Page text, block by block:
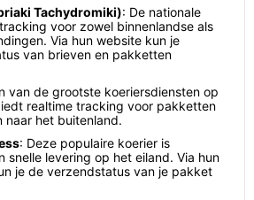
Tachydromiki): De nationale
voor zowel binnenlandse als
Via hun website kun je
van brieven en pakketten
van de grootste koeriersdiensten op
realtime tracking voor pakketten
naar het buitenland.
: Deze populaire koerier is
snelle levering op het eiland. Via hun
je de verzendstatus van je pakket